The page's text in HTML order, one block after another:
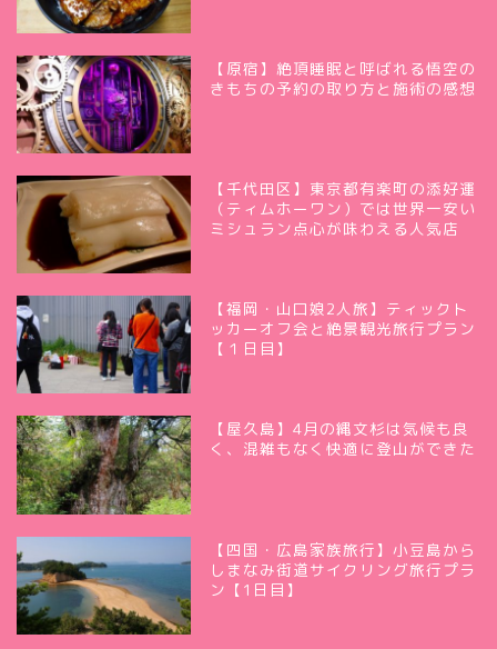
【原宿】絶頂睡眠と呼ばれる悟空の
きもちの予約の取り方と施術の感想
【千代田区】東京都有楽町の添好運
（ティムホーワン）では世界一安い
ミシュラン点心が味わえる人気店
【福岡・山口娘2人旅】ティックト
ッカーオフ会と絶景観光旅行プラン
【１日目】
【屋久島】4月の縄文杉は気候も良
く、混雑もなく快適に登山ができた
【四国・広島家族旅行】小豆島から
しまなみ街道サイクリング旅行プラ
ン【1日目】